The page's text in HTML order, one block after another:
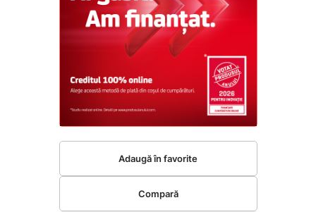
Adaugă în favorite
Compară